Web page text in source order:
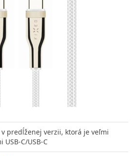
v predĺženej verzii, ktorá je veľmi
C/USB-C